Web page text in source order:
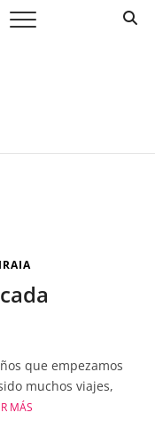
DE AMURRIO Y AYALA
IRAIA
que empezamos
muchos viajes,
MÁS